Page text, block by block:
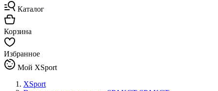
Каталог
Корзина
Избранное
Мой XSport
XSport